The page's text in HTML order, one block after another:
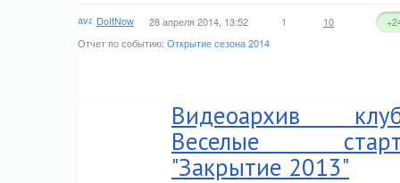
DoItNow 28 апреля 2014, 13:52 1 10
Отчет по событию: Открытие сезона 2014
Видеоархив
Веселые
"Закрытие 2013"